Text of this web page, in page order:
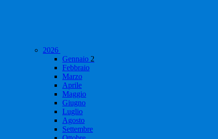
2026
Gennaio 2
Febbraio
Marzo
Aprile
Maggio
Giugno
Luglio
Agosto
Settembre